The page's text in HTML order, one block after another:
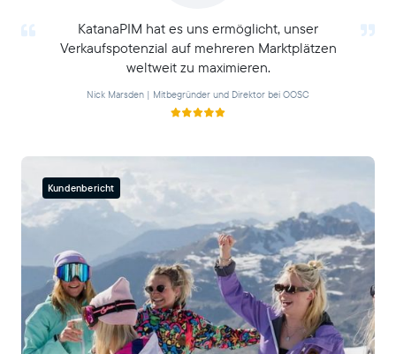
KatanaPIM hat es uns ermöglicht, unser
Verkaufspotenzial auf mehreren Marktplätzen
weltweit zu maximieren.
Nick Marsden | Mitbegründer und Direktor bei OOSC
Kundenbericht